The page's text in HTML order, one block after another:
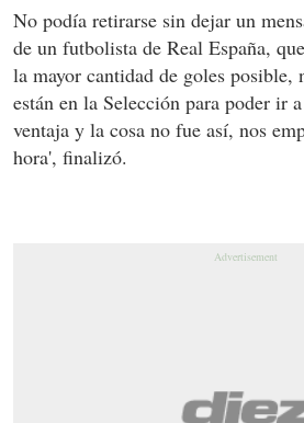
No podía retirarse sin dejar un
de un futbolista de Real España,
la mayor cantidad de goles posible,
están en la Selección para poder ir
ventaja y la cosa no fue así, nos
hora', finalizó.